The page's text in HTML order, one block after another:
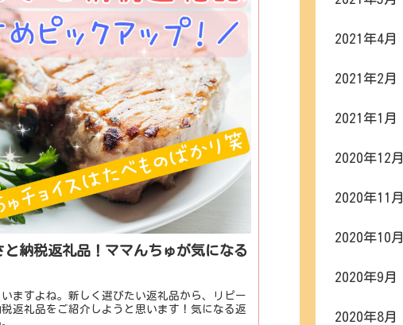
納税返礼品！ママんちゅが気になる
ますよね。新しく選びたい返礼品から、リピー
返礼品をご紹介しようと思います！気になる返
2021年4月
2021年2月
2021年1月
2020年12月
2020年11月
2020年10月
2020年9月
2020年8月